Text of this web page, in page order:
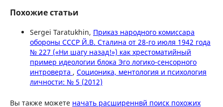
Похожие статьи
Sergei Taratukhin, Приказ народного комиссара
обороны СССР Й.В. Сталина от 28-го июля 1942 года
№ 227 («Ни шагу назад!») как хрестоматийный
пример идеологии блока Эго логико-сенсорного
интроверта , Соционика, ментология и психология
личности: № 5 (2012)
Вы также можете начать расширеннвй поиск похожих